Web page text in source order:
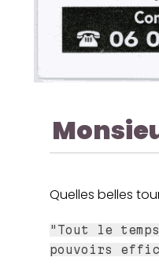
Quelles belles
"Tout le
pouvoirs